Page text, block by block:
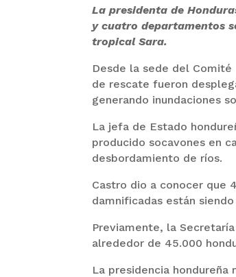
La presidenta de
y cuatro departamentos
tropical Sara.
Desde la sede del Comité
de rescate fueron
generando inundaciones
La jefa de Estado
producido socavones en
desbordamiento de ríos.
Castro dio a conocer que
damnificadas están
Previamente, la
alrededor de 45.000
La presidencia